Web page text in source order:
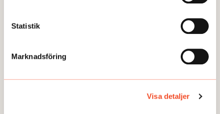
Statistik
Marknadsföring
Visa detaljer
Publicerad:2025-01-13